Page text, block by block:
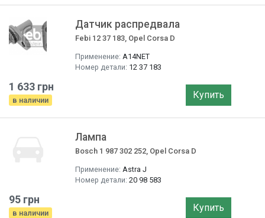
Датчик распредвала
Febi 12 37 183, Opel Corsa D
Применение: A14NET
Номер детали: 12 37 183
1 633 грн
в наличии Купить
Лампа
Bosch 1 987 302 252, Opel Corsa D
Применение: Astra J
Номер детали: 20 98 583
95 грн
в наличии Купить